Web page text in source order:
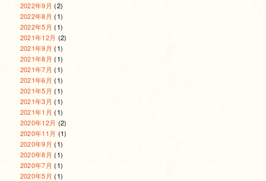
2022年9月 (2)
2022年8月 (1)
2022年5月 (1)
2021年12月 (2)
2021年9月 (1)
2021年8月 (1)
2021年7月 (1)
2021年6月 (1)
2021年5月 (1)
2021年3月 (1)
2021年1月 (1)
2020年12月 (2)
2020年11月 (1)
2020年9月 (1)
2020年8月 (1)
2020年7月 (1)
2020年5月 (1)